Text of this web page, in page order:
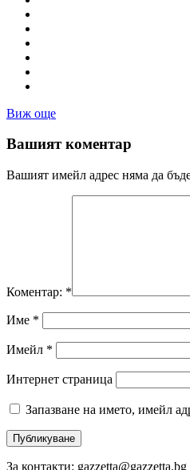
Виж още
Вашият коментар
Вашият имейл адрес няма да
Коментар: *
Име *
Имейл *
Интернет страница
Запазване на името, имейл
За контакти: gazzetta@gazzetta.bg